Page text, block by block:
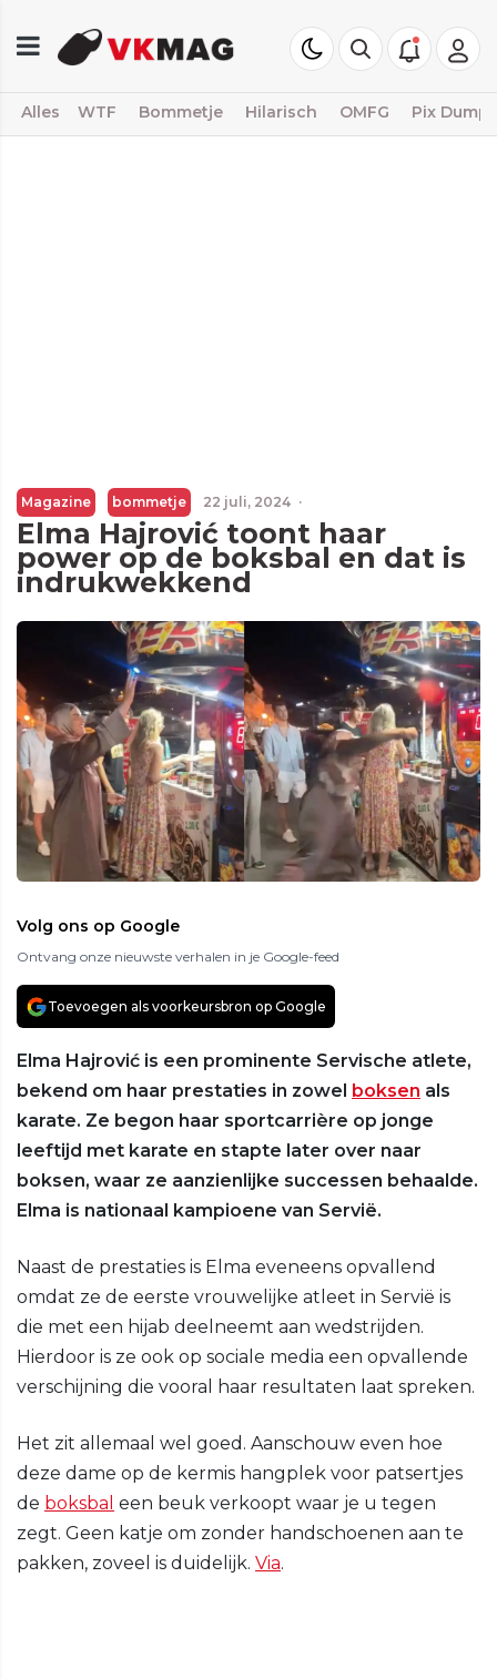
Alles WTF Bommetje Hilarisch OMFG Pix Dump
Magazine bommetje 22 juli, 2024 ·
Elma Hajrović toont haar
power op de boksbal en dat is
indrukwekkend
Volg ons op Google
Ontvang onze nieuwste verhalen in je Google-feed
Toevoegen als voorkeursbron op Google
Elma Hajrović is een prominente Servische atlete,
bekend om haar prestaties in zowel boksen als
karate. Ze begon haar sportcarrière op jonge
leeftijd met karate en stapte later over naar
boksen, waar ze aanzienlijke successen behaalde.
Elma is nationaal kampioene van Servië.
Naast de prestaties is Elma eveneens opvallend
omdat ze de eerste vrouwelijke atleet in Servië is
die met een hijab deelneemt aan wedstrijden.
Hierdoor is ze ook op sociale media een opvallende
verschijning die vooral haar resultaten laat spreken.
Het zit allemaal wel goed. Aanschouw even hoe
deze dame op de kermis hangplek voor patsertjes
de boksbal een beuk verkoopt waar je u tegen
zegt. Geen katje om zonder handschoenen aan te
pakken, zoveel is duidelijk. Via.